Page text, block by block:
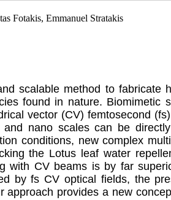
Fotakis, Emmanuel Stratakis
scalable method to fabricate
found in nature.
vector (CV) femtosecond
nano scales can be
conditions, new complex
the Lotus leaf water
with CV beams is by far
by fs CV optical fields, the
approach provides a new